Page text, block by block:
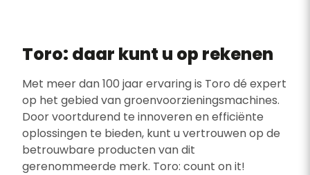
Toro: daar kunt u op rekenen
Met meer dan 100 jaar ervaring is Toro dé expert
op het gebied van groenvoorzieningsmachines.
Door voortdurend te innoveren en efficiënte
oplossingen te bieden, kunt u vertrouwen op de
betrouwbare producten van dit
gerenommeerde merk. Toro: count on it!